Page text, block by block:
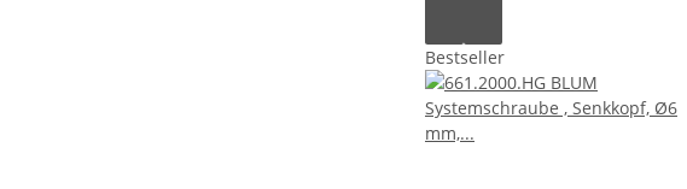
Bestseller